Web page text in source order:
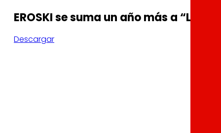
EROSKI se suma un año más a “La
Descargar